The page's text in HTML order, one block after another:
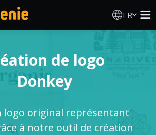
FR
logo IA de logo
Donkey
logo original représentant
à notre outil de création